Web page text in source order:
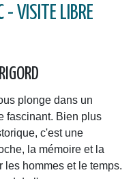
- VISITE LIBRE
plonge dans un
fascinant. Bien plus
c'est une
la mémoire et la
les hommes et le temps.